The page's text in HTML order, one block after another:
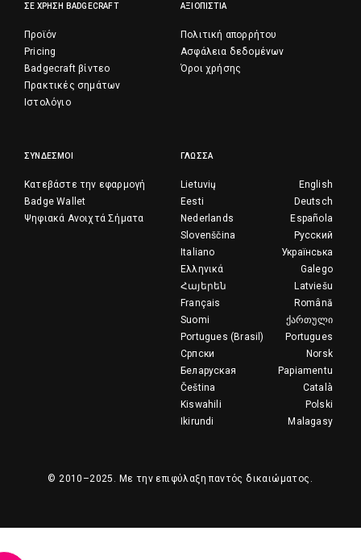
ΣΕ ΧΡΉΣΗ BADGECRAFT
Προϊόν
Pricing
Badgecraft βίντεο
Πρακτικές σημάτων
Ιστολόγιο
ΑΞΙΟΠΙΣΤΊΑ
Πολιτική απορρήτου
Ασφάλεια δεδομένων
Όροι χρήσης
ΣΎΝΔΕΣΜΟΙ
Κατεβάστε την εφαρμογή
Badge Wallet
Ψηφιακά Ανοιχτά Σήματα
ΓΛΏΣΣΑ
English
Lietuvių
Deutsch
Eesti
Española
Nederlands
Русский
Slovenščina
Українська
Italiano
Galego
Ελληνικά
Latviešu
Հայերեն
Română
Français
ქართული
Suomi
Portugues
Portugues (Brasil)
Norsk
Српски
Papiamentu
Беларуская
Català
Čeština
Polski
Kiswahili
Malagasy
Ikirundi
© 2010–2025. Με την επιφύλαξη παντός δικαιώματος.